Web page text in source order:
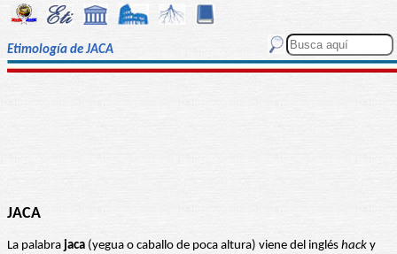
Etimología de JACA
JACA
La palabra jaca (yegua o caballo de poca altura) viene del inglés hack y